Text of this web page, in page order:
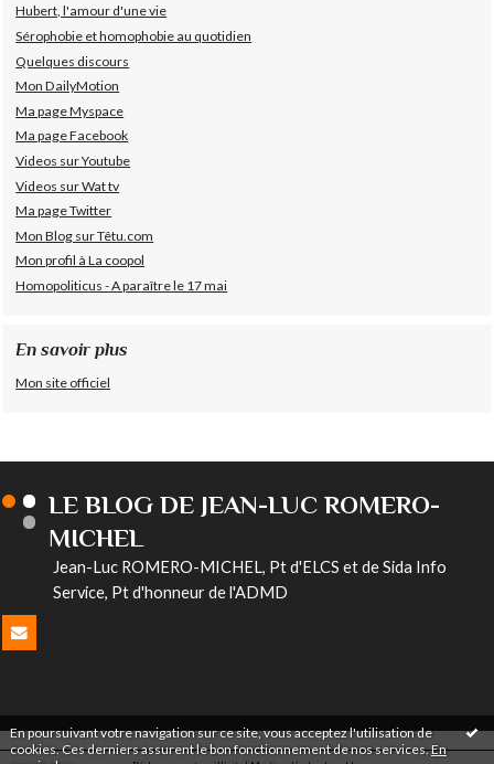
En poursuivant votre navigation sur ce site, vous acceptez l'utilisation de
cookies. Ces derniers assurent le bon fonctionnement de nos services.En
Hubert, l'amour d'une vie
Sérophobie et homophobie au quotidien
Quelques discours
Mon DailyMotion
Ma page Myspace
Ma page Facebook
Videos sur Youtube
Videos sur Wat tv
Ma page Twitter
Mon Blog sur Têtu.com
Mon profil à La coopol
Homopoliticus - A paraître le 17 mai
En savoir plus
Mon site officiel
LE BLOG DE JEAN-LUC ROMERO-
MICHEL
Jean-Luc ROMERO-MICHEL, Pt d'ELCS et de Sida Info
Service, Pt d'honneur de l'ADMD